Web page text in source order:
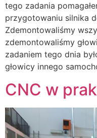
tego zadania
przygotowaniu silnika
Zdemontowaliśmy
zdemontowaliśmy
zadaniem tego dnia
głowicy innego
CNC w